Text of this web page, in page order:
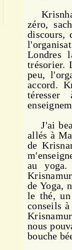
zéro,
discours,
Londres
trésorier.
peu,
accord.
J'ai
allés à
de
au
de Yoga,
le thé,
conseils
nous
bouche